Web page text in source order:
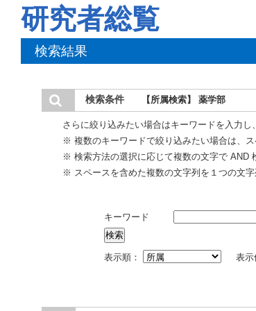
研究者総覧
検索結果
検索条件 【所属検索】 薬学部
さらに絞り込みたい場合はキーワードを入力
※ 複数のキーワードで絞り込みたい場合は、ス
※ 検索方法の選択に応じて複数の文字で AND
※ スペースを含めた複数の文字列を１つの文
キーワード
表示順： 表示